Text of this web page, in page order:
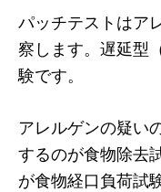
パッチテストはア
察します。遅延型
験です。
アレルゲンの疑い
するのが食物除去
が食物経口負荷試